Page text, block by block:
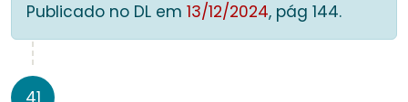
Publicado no DL em 13/12/2024, pág 144.